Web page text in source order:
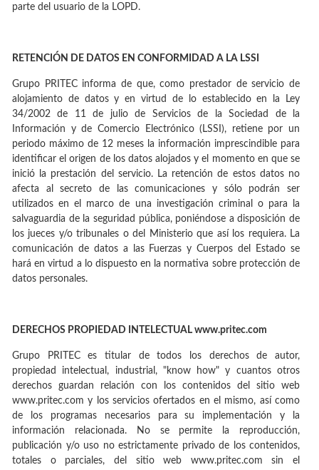
parte del usuario de la LOPD.
RETENCIÓN DE DATOS EN CONFORMIDAD A LA LSSI
Grupo PRITEC informa de que, como prestador de servicio de
alojamiento de datos y en virtud de lo establecido en la Ley
34/2002 de 11 de julio de Servicios de la Sociedad de la
Información y de Comercio Electrónico (LSSI), retiene por un
periodo máximo de 12 meses la información imprescindible para
identificar el origen de los datos alojados y el momento en que se
inició la prestación del servicio. La retención de estos datos no
afecta al secreto de las comunicaciones y sólo podrán ser
utilizados en el marco de una investigación criminal o para la
salvaguardia de la seguridad pública, poniéndose a disposición de
los jueces y/o tribunales o del Ministerio que así los requiera. La
comunicación de datos a las Fuerzas y Cuerpos del Estado se
hará en virtud a lo dispuesto en la normativa sobre protección de
datos personales.
DERECHOS PROPIEDAD INTELECTUAL www.pritec.com
Grupo PRITEC es titular de todos los derechos de autor,
propiedad intelectual, industrial, "know how" y cuantos otros
derechos guardan relación con los contenidos del sitio web
www.pritec.com y los servicios ofertados en el mismo, así como
de los programas necesarios para su implementación y la
información relacionada. No se permite la reproducción,
publicación y/o uso no estrictamente privado de los contenidos,
totales o parciales, del sitio web www.pritec.com sin el